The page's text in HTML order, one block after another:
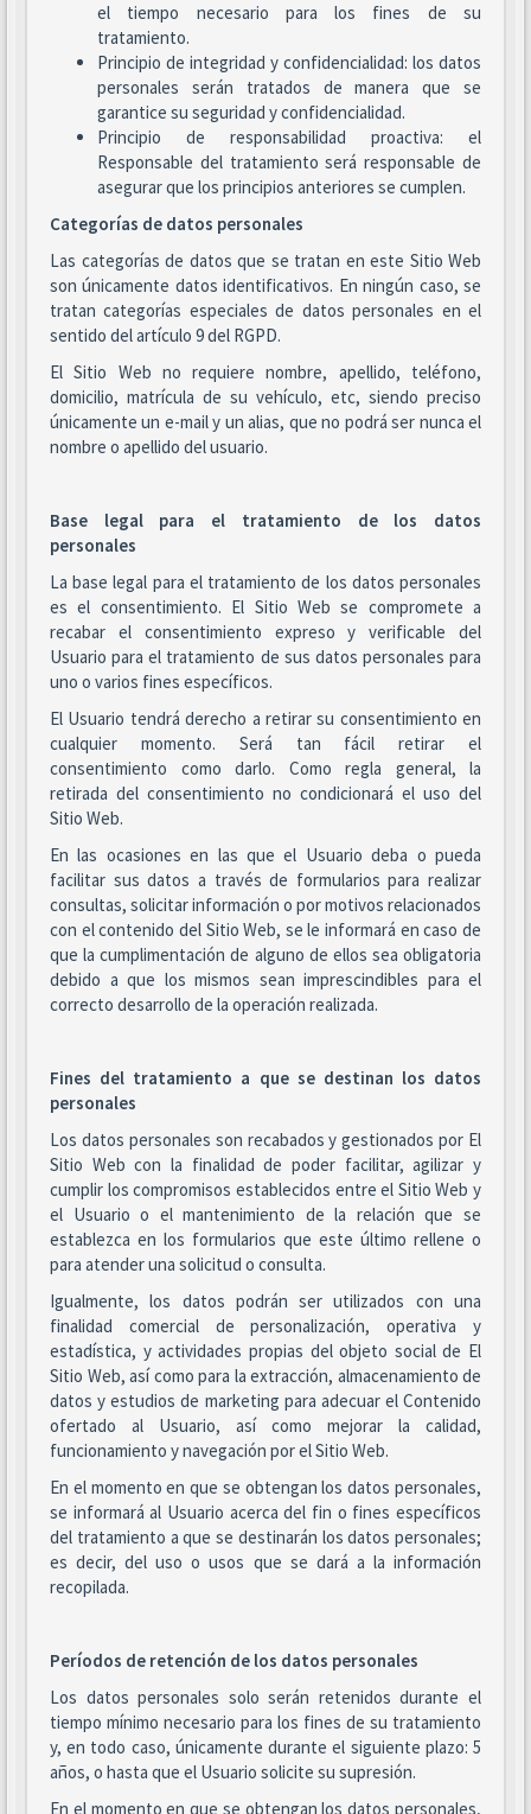
el tiempo necesario para los fines de su
tratamiento.
Principio de integridad y confidencialidad: los datos
personales serán tratados de manera que se
garantice su seguridad y confidencialidad.
Principio de responsabilidad proactiva: el
Responsable del tratamiento será responsable de
asegurar que los principios anteriores se cumplen.
Categorías de datos personales
Las categorías de datos que se tratan en este Sitio Web
son únicamente datos identificativos. En ningún caso, se
tratan categorías especiales de datos personales en el
sentido del artículo 9 del RGPD.
El Sitio Web no requiere nombre, apellido, teléfono,
domicilio, matrícula de su vehículo, etc, siendo preciso
únicamente un e-mail y un alias, que no podrá ser nunca el
nombre o apellido del usuario.
Base legal para el tratamiento de los datos
personales
La base legal para el tratamiento de los datos personales
es el consentimiento. El Sitio Web se compromete a
recabar el consentimiento expreso y verificable del
Usuario para el tratamiento de sus datos personales para
uno o varios fines específicos.
El Usuario tendrá derecho a retirar su consentimiento en
cualquier momento. Será tan fácil retirar el
consentimiento como darlo. Como regla general, la
retirada del consentimiento no condicionará el uso del
Sitio Web.
En las ocasiones en las que el Usuario deba o pueda
facilitar sus datos a través de formularios para realizar
consultas, solicitar información o por motivos relacionados
con el contenido del Sitio Web, se le informará en caso de
que la cumplimentación de alguno de ellos sea obligatoria
debido a que los mismos sean imprescindibles para el
correcto desarrollo de la operación realizada.
Fines del tratamiento a que se destinan los datos
personales
Los datos personales son recabados y gestionados por El
Sitio Web con la finalidad de poder facilitar, agilizar y
cumplir los compromisos establecidos entre el Sitio Web y
el Usuario o el mantenimiento de la relación que se
establezca en los formularios que este último rellene o
para atender una solicitud o consulta.
Igualmente, los datos podrán ser utilizados con una
finalidad comercial de personalización, operativa y
estadística, y actividades propias del objeto social de El
Sitio Web, así como para la extracción, almacenamiento de
datos y estudios de marketing para adecuar el Contenido
ofertado al Usuario, así como mejorar la calidad,
funcionamiento y navegación por el Sitio Web.
En el momento en que se obtengan los datos personales,
se informará al Usuario acerca del fin o fines específicos
del tratamiento a que se destinarán los datos personales;
es decir, del uso o usos que se dará a la información
recopilada.
Períodos de retención de los datos personales
Los datos personales solo serán retenidos durante el
tiempo mínimo necesario para los fines de su tratamiento
y, en todo caso, únicamente durante el siguiente plazo: 5
años, o hasta que el Usuario solicite su supresión.
En el momento en que se obtengan los datos personales,